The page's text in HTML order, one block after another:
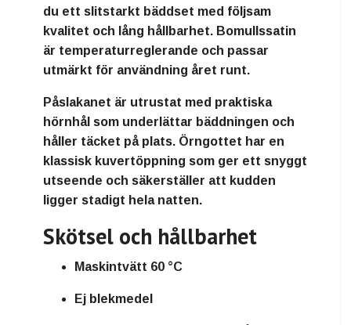
du ett slitstarkt bäddset med följsam
kvalitet och lång hållbarhet. Bomullssatin
är temperaturreglerande och passar
utmärkt för användning året runt.
Påslakanet är utrustat med praktiska
hörnhål som underlättar bäddningen och
håller täcket på plats. Örngottet har en
klassisk kuvertöppning som ger ett snyggt
utseende och säkerställer att kudden
ligger stadigt hela natten.
Skötsel och hållbarhet
Maskintvätt 60 °C
Ej blekmedel